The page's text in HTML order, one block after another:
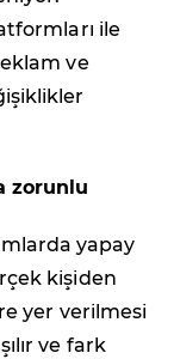
ile
ve
zorunlu
yapay
kişiden
yer verilmesi
ve fark